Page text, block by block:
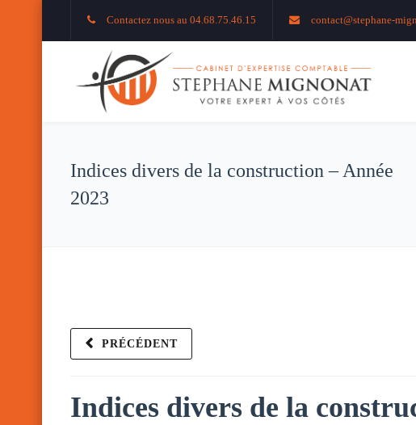
Contactez nous au 04.68.75.46.15 contact@stephane-
Indices divers de la construction – Année
2023
PRÉCÉDENT
Indices divers de la